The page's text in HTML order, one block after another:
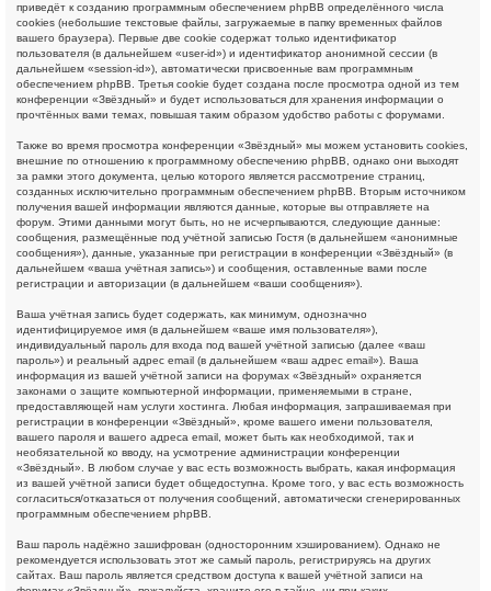
приведёт к созданию программным обеспечением phpBB определённого числа
cookies (небольшие текстовые файлы, загружаемые в папку временных файлов
вашего браузера). Первые две cookie содержат только идентификатор
пользователя (в дальнейшем «user-id») и идентификатор анонимной сессии (в
дальнейшем «session-id»), автоматически присвоенные вам программным
обеспечением phpBB. Третья cookie будет создана после просмотра одной из тем
конференции «Звёздный» и будет использоваться для хранения информации о
прочтённых вами темах, повышая таким образом удобство работы с форумами.
Также во время просмотра конференции «Звёздный» мы можем установить cookies,
внешние по отношению к программному обеспечению phpBB, однако они выходят
за рамки этого документа, целью которого является рассмотрение страниц,
созданных исключительно программным обеспечением phpBB. Вторым источником
получения вашей информации являются данные, которые вы отправляете на
форум. Этими данными могут быть, но не исчерпываются, следующие данные:
сообщения, размещённые под учётной записью Гостя (в дальнейшем «анонимные
сообщения»), данные, указанные при регистрации в конференции «Звёздный» (в
дальнейшем «ваша учётная запись») и сообщения, оставленные вами после
регистрации и авторизации (в дальнейшем «ваши сообщения»).
Ваша учётная запись будет содержать, как минимум, однозначно
идентифицируемое имя (в дальнейшем «ваше имя пользователя»),
индивидуальный пароль для входа под вашей учётной записью (далее «ваш
пароль») и реальный адрес email (в дальнейшем «ваш адрес email»). Ваша
информация из вашей учётной записи на форумах «Звёздный» охраняется
законами о защите компьютерной информации, применяемыми в стране,
предоставляющей нам услуги хостинга. Любая информация, запрашиваемая при
регистрации в конференции «Звёздный», кроме вашего имени пользователя,
вашего пароля и вашего адреса email, может быть как необходимой, так и
необязательной ко вводу, на усмотрение администрации конференции
«Звёздный». В любом случае у вас есть возможность выбрать, какая информация
из вашей учётной записи будет общедоступна. Кроме того, у вас есть возможность
согласиться/отказаться от получения сообщений, автоматически сгенерированных
программным обеспечением phpBB.
Ваш пароль надёжно зашифрован (односторонним хэшированием). Однако не
рекомендуется использовать этот же самый пароль, регистрируясь на других
сайтах. Ваш пароль является средством доступа к вашей учётной записи на